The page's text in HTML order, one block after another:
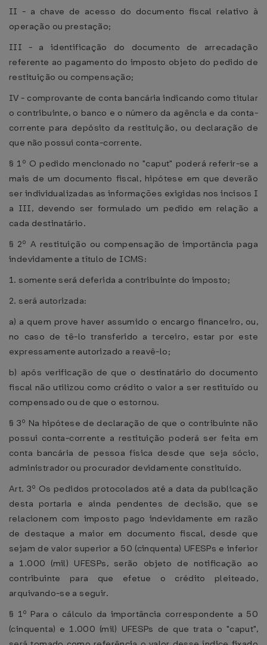
II - a chave de acesso do documento fiscal relativo à
operação ou prestação;
III - a identificação do documento de arrecadação
referente ao pagamento do imposto objeto do pedido de
restituição ou compensação;
IV - comprovante de conta bancária indicando como titular
o contribuinte, o banco e o número da agência e da conta-
corrente para depósito da restituição, ou declaração de
que não possui conta-corrente.
§ 1º O pedido mencionado no "caput" poderá referir-se a
mais de um documento fiscal, hipótese em que deverão
ser individualizadas as informações exigidas nos incisos I
a III, devendo ser formulado um pedido em relação a
cada destinatário.
§ 2º A restituição ou compensação de importância paga
indevidamente a título de ICMS:
1. somente será deferida a contribuinte do imposto;
2. será autorizada:
a) a quem prove haver assumido o encargo financeiro, ou,
no caso de tê-lo transferido a terceiro, estar por este
expressamente autorizado a reavê-lo;
b) após verificação de que o destinatário do documento
fiscal não utilizou como crédito o valor a ser restituído ou
compensado ou de que o estornou.
§ 3º Na hipótese de declaração de que o contribuinte não
possui conta-corrente a restituição poderá ser feita em
conta bancária de pessoa física desde que seja sócio,
administrador ou procurador devidamente constituído.
Art. 3º Os pedidos protocolados até a data da publicação
desta portaria e ainda pendentes de decisão, que se
relacionem com imposto pago indevidamente em razão
de destaque a maior em documento fiscal, desde que
sejam de valor superior a 50 (cinquenta) UFESPs e inferior
a 1.000 (mil) UFESPs, serão objeto de notificação ao
contribuinte para que efetue o crédito pleiteado,
arquivando-se a seguir.
§ 1º Para o cálculo da importância correspondente a 50
(cinquenta) e 1.000 (mil) UFESPs de que trata o "caput",